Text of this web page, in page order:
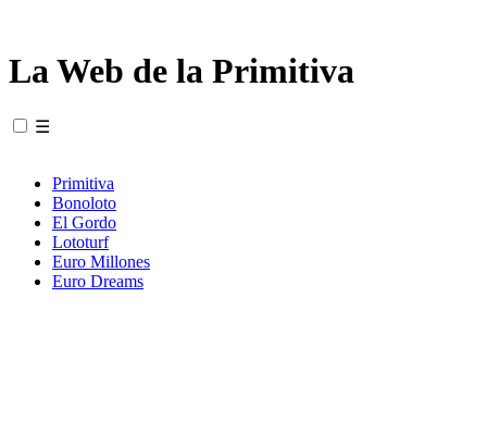
La Web de la Primitiva
☰
Primitiva
Bonoloto
El Gordo
Lototurf
Euro Millones
Euro Dreams